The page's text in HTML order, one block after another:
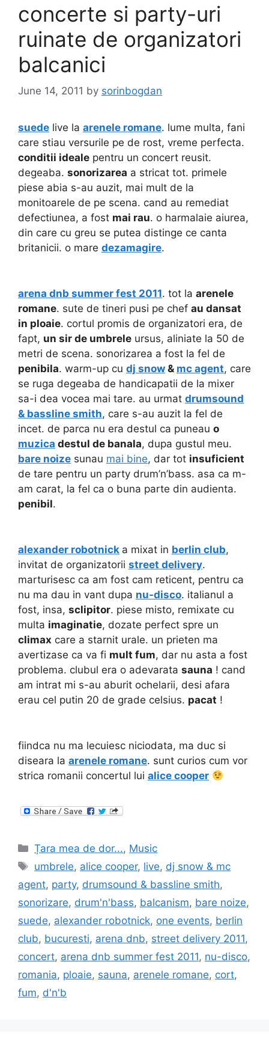
concerte si party-uri
ruinate de organizatori
balcanici
June 14, 2011 by sorinbogdan
suede live la arenele romane. lume multa, fani
care stiau versurile pe de rost, vreme perfecta.
conditii ideale pentru un concert reusit.
degeaba. sonorizarea a stricat tot. primele
piese abia s-au auzit, mai mult de la
monitoarele de pe scena. cand au remediat
defectiunea, a fost mai rau. o harmalaie aiurea,
din care cu greu se putea distinge ce canta
britanicii. o mare dezamagire.
arena dnb summer fest 2011. tot la arenele
romane. sute de tineri pusi pe chef au dansat
in ploaie. cortul promis de organizatori era, de
fapt, un sir de umbrele ursus, aliniate la 50 de
metri de scena. sonorizarea a fost la fel de
penibila. warm-up cu dj snow & mc agent, care
se ruga degeaba de handicapatii de la mixer
sa-i dea vocea mai tare. au urmat drumsound
& bassline smith, care s-au auzit la fel de
incet. de parca nu era destul ca puneau o
muzica destul de banala, dupa gustul meu.
bare noize sunau mai bine, dar tot insuficient
de tare pentru un party drum’n’bass. asa ca m-
am carat, la fel ca o buna parte din audienta.
penibil.
alexander robotnick a mixat in berlin club,
invitat de organizatorii street delivery.
marturisesc ca am fost cam reticent, pentru ca
nu ma dau in vant dupa nu-disco. italianul a
fost, insa, sclipitor. piese misto, remixate cu
multa imaginatie, dozate perfect spre un
climax care a starnit urale. un prieten ma
avertizase ca va fi mult fum, dar nu asta a fost
problema. clubul era o adevarata sauna ! cand
am intrat mi s-au aburit ochelarii, desi afara
erau cel putin 20 de grade celsius. pacat !
fiindca nu ma lecuiesc niciodata, ma duc si
diseara la arenele romane. sunt curios cum vor
strica romanii concertul lui alice cooper
Categories
Țara mea de dor..., Music
Tags
umbrele, alice cooper, live, dj snow & mc
agent, party, drumsound & bassline smith,
sonorizare, drum'n'bass, balcanism, bare noize,
suede, alexander robotnick, one events, berlin
club, bucuresti, arena dnb, street delivery 2011,
concert, arena dnb summer fest 2011, nu-disco,
romania, ploaie, sauna, arenele romane, cort,
fum, d'n'b